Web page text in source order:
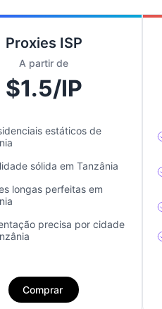
Proxies ISP
A partir de
$1.5/IP
estáticos de
sólida em Tanzânia
longas perfeitas em
precisa por cidade
Comprar